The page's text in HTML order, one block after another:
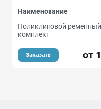
Наименование
Поликлиновой ременный
комплект
Заказать от